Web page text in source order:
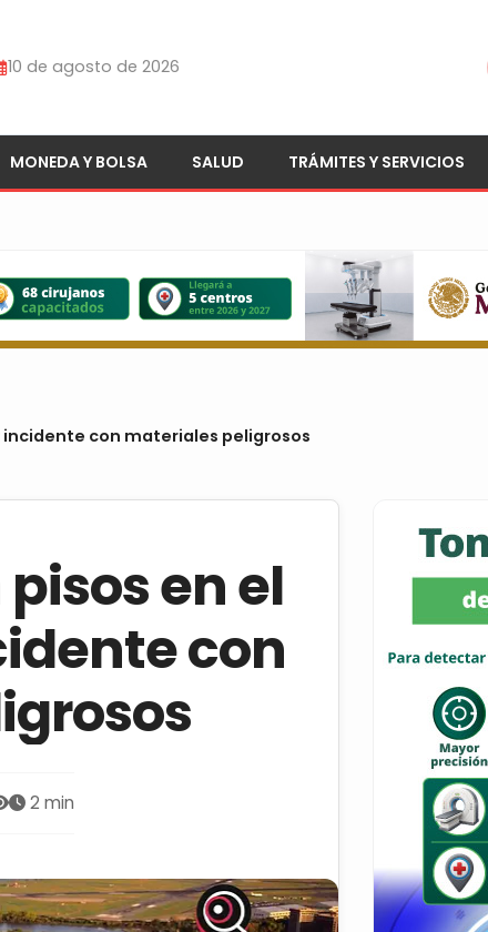
10 de agosto de 2026
MONEDA Y BOLSA SALUD TRÁMITES Y SERVICIOS
incidente con materiales peligrosos
en el
con
2 min